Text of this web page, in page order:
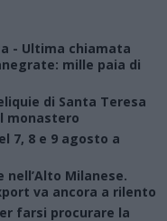
- Ultima chiamata
mille paia di
di Santa Teresa
monastero
7, 8 e 9 agosto a
nell’Alto Milanese.
va ancora a rilento
farsi procurare la